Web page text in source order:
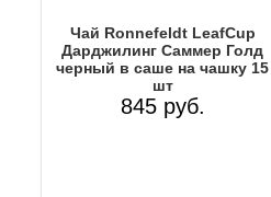
Чай Ronnefeldt LeafCup
Дарджилинг Саммер Голд
черный в саше на чашку 15
шт
845 руб.